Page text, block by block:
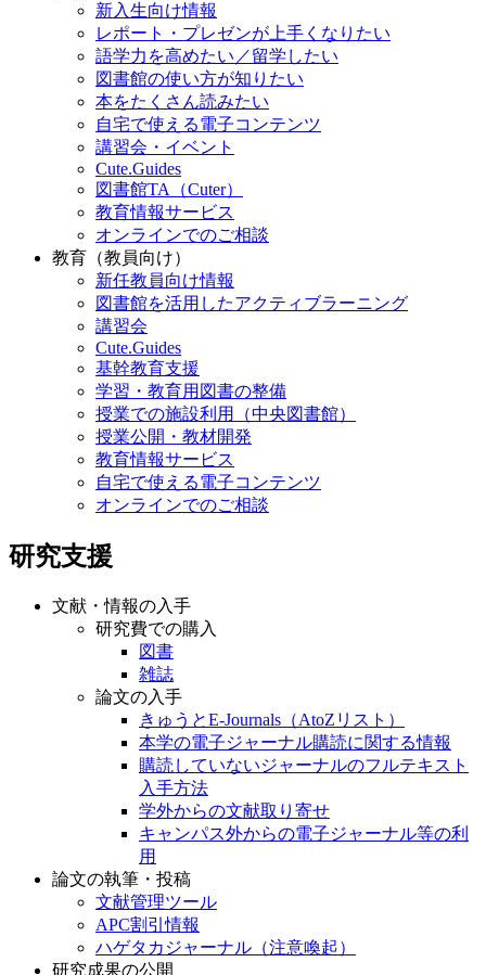
新入生向け情報
レポート・プレゼンが上手くなりたい
語学力を高めたい／留学したい
図書館の使い方が知りたい
本をたくさん読みたい
自宅で使える電子コンテンツ
講習会・イベント
Cute.Guides
図書館TA（Cuter）
教育情報サービス
オンラインでのご相談
教育（教員向け）
新任教員向け情報
図書館を活用したアクティブラーニング
講習会
Cute.Guides
基幹教育支援
学習・教育用図書の整備
授業での施設利用（中央図書館）
授業公開・教材開発
教育情報サービス
自宅で使える電子コンテンツ
オンラインでのご相談
研究支援
文献・情報の入手
研究費での購入
図書
雑誌
論文の入手
きゅうとE-Journals（AtoZリスト）
本学の電子ジャーナル購読に関する情報
購読していないジャーナルのフルテキスト
入手方法
学外からの文献取り寄せ
キャンパス外からの電子ジャーナル等の利
用
論文の執筆・投稿
文献管理ツール
APC割引情報
ハゲタカジャーナル（注意喚起）
研究成果の公開